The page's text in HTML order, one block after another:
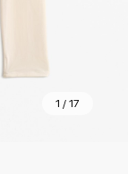
1 / 17